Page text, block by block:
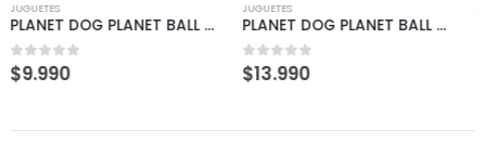
JUGUETES
0out of 5
$13.990
JUGUETES
0out of 5
$7.990